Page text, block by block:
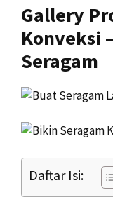
Gallery
Konveksi
Seragam
Daftar Isi: